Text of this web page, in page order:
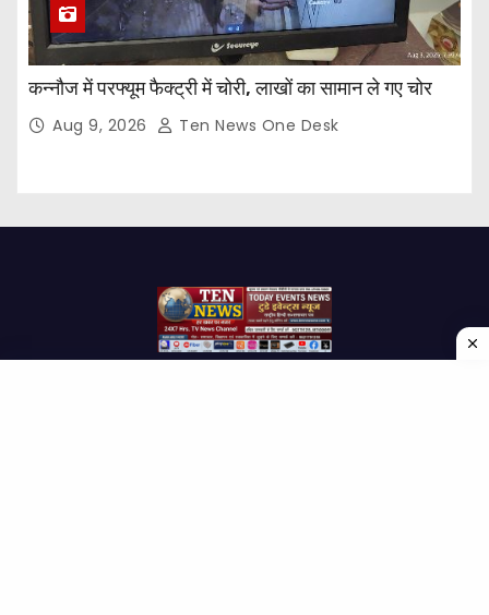
कन्नौज में परफ्यूम फैक्ट्री में चोरी, लाखों का सामान ले गए चोर
Aug 9, 2026 Ten News One Desk